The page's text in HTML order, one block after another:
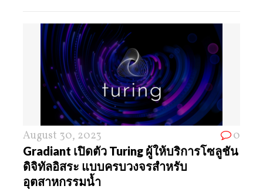
August 30, 2023 0
Gradiant เปิดตัว Turing ผู้ให้บริการโซลูชัน
ดิจิทัลอิสระ แบบครบวงจรสำหรับ
อุตสาหกรรมน้ำ